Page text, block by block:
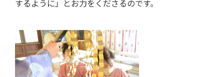
するように」とお力をくださるのです。